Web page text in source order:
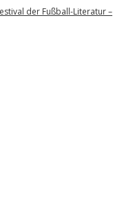
der Fußball-Literatur –